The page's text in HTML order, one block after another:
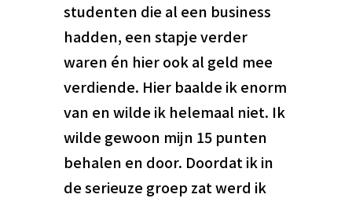
studenten die al een business
hadden, een stapje verder
waren én hier ook al geld mee
verdiende. Hier baalde ik enorm
van en wilde ik helemaal niet. Ik
wilde gewoon mijn 15 punten
behalen en door. Doordat ik in
de serieuze groep zat werd ik